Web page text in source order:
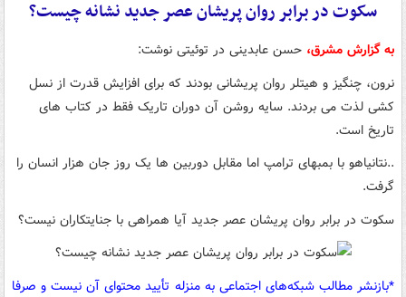
سکوت در برابر روان پریشان عصر جدید نشانه چیست؟
به گزارش مشرق، حسن عابدینی در توئیتی نوشت:
نرون، چنگیز و هیتلر روان پریشانی بودند که برای افزایش قدرت از نسل
کشی لذت می بردند. سایه روشن آن دوران تاریک فقط در کتاب های
تاریخ است.
..نتانیاهو با بمبهای ترامپ اما مقابل دوربین ها یک روز جان هزار انسان را
گرفت.
سکوت در برابر روان پریشان عصر جدید آیا همراهی با جنایتکاران نیست؟
*بازنشر مطالب شبکه‌های اجتماعی به منزله تأیید محتوای آن نیست و صرفا